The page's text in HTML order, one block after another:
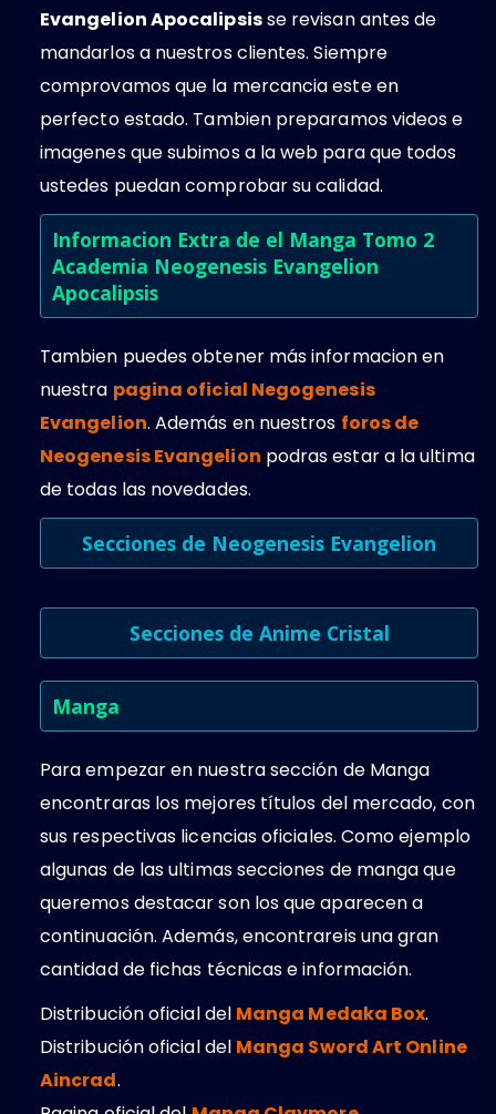
Evangelion Apocalipsisse revisan antes de
mandarlos a nuestros clientes. Siempre
comprovamos que la mercancia este en
perfecto estado. Tambien preparamos videos e
imagenes que subimos a la web para que todos
ustedes puedan comprobar su calidad.
Informacion Extra de el Manga Tomo 2
Academia Neogenesis Evangelion
Apocalipsis
Tambien puedes obtener más informacion en
nuestra pagina oficial Negogenesis
Evangelion. Además en nuestros foros de
Neogenesis Evangelion podras estar a la ultima
de todas las novedades.
Secciones de Neogenesis Evangelion
Secciones de Anime Cristal
Manga
Para empezar en nuestra sección de Manga
encontraras los mejores títulos del mercado, con
sus respectivas licencias oficiales. Como ejemplo
algunas de las ultimas secciones de manga que
queremos destacar son los que aparecen a
continuación. Además, encontrareis una gran
cantidad de fichas técnicas e información.
Distribución oficial del Manga Medaka Box.
Distribución oficial del Manga Sword Art Online
Aincrad.